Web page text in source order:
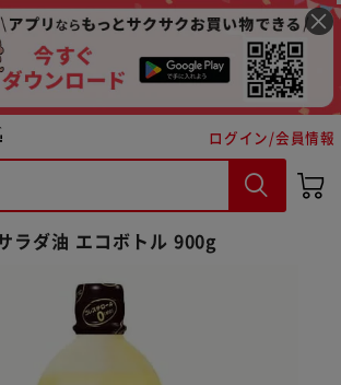
ログイン/会員情報
ラダ油 エコボトル 900g
さい
れる